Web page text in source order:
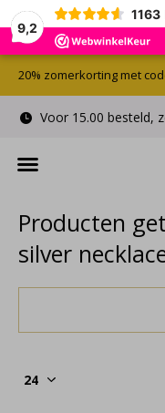
9,2
1163
Voor 15.00 besteld,
20% zomerkorting met
Producten
silver